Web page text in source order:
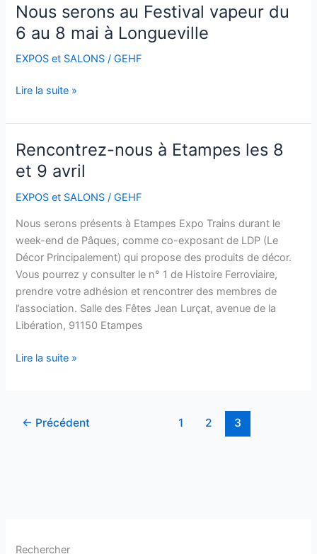
Nous serons au Festival vapeur du
6 au 8 mai à Longueville
EXPOS et SALONS /GEHF
Nous
serons
au
Festival
du
au
8
à
Longueville
Lire la suite »
Rencontrez-nous à Etampes les 8
et 9 avril
EXPOS et SALONS /GEHF
Nous serons présents à Etampes Expo Trains durant le
week-end de Pâques, comme co-exposant de LDP (Le
Décor Principalement) qui propose des produits de décor.
Vous pourrez y consulter le n° 1 de Histoire Ferroviaire,
prendre votre adhésion et rencontrer des membres de
l’association. Salle des Fêtes Jean Lurçat, avenue de la
Libération, 91150 Etampes
Rencontrez-
nous
à
Etampes
Lire la suite »
← Précédent 1 2 3
Rechercher